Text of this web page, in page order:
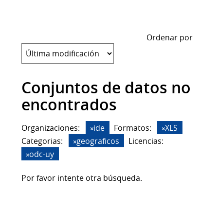
Ordenar por
Conjuntos de datos no
encontrados
Organizaciones: ide Formatos:
XLS
Categorias:
geograficos
Licencias:
odc-uy
Por favor intente otra búsqueda.